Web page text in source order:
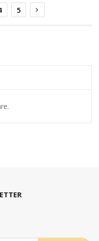
Pagina
5 Pagina
Successivo